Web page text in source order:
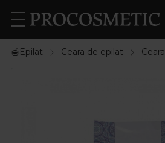
🍯Epilat Ceara de epilat